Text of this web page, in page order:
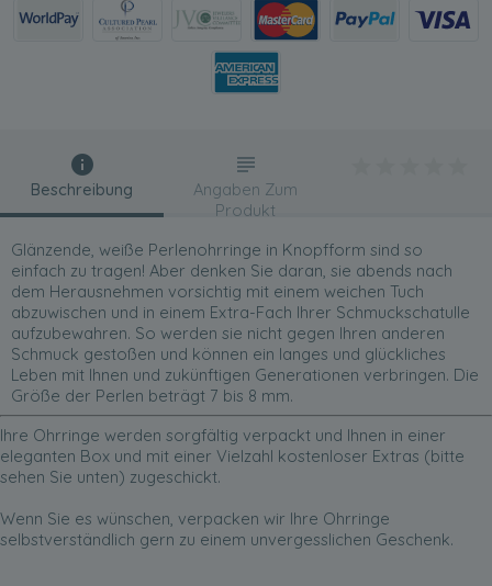
Beschreibung
Glänzende, weiße Perlenohrringe in Knopfform sind so
einfach zu tragen! Aber denken Sie daran, sie abends nach
dem Herausnehmen vorsichtig mit einem weichen Tuch
abzuwischen und in einem Extra-Fach Ihrer Schmuckschatulle
aufzubewahren. So werden sie nicht gegen Ihren anderen
Schmuck gestoßen und können ein langes und glückliches
Leben mit Ihnen und zukünftigen Generationen verbringen. Die
Größe der Perlen beträgt 7 bis 8 mm.
Ihre Ohrringe werden sorgfältig verpackt und Ihnen in einer
eleganten Box und mit einer Vielzahl kostenloser Extras (bitte
sehen Sie unten) zugeschickt.
Wenn Sie es wünschen, verpacken wir Ihre Ohrringe
selbstverständlich gern zu einem unvergesslichen Geschenk.
Angaben Zum
Produkt